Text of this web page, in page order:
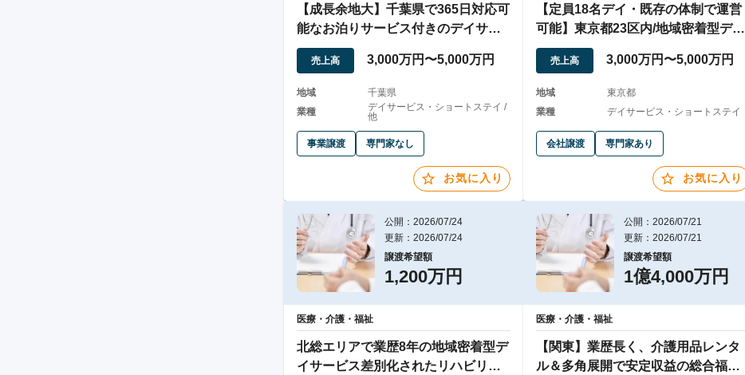
【成長余地大】千葉県で365日対応可
能なお泊りサービス付きのデイサー
ビス事業
売上高 3,000万円〜5,000万円
地域
千葉県
業種
デイサービス・ショートステイ /
他
事業譲渡 専門家なし
お気に入り
【定員18名デイ・既存の体制で運営
可能】東京都23区内/地域密着型デイ/
法人譲渡
売上高 3,000万円〜5,000万円
地域
東京都
業種
デイサービス・ショートステイ
会社譲渡 専門家あり
お気に入り
公開：2026/07/24
更新：2026/07/24
譲渡希望額
1,200万円
医療・介護・福祉
北総エリアで業歴8年の地域密着型デ
イサービス差別化されたリハビリプ
公開：2026/07/21
更新：2026/07/21
譲渡希望額
1億4,000万円
医療・介護・福祉
【関東】業歴長く、介護用品レンタ
ル＆多角展開で安定収益の総合福祉